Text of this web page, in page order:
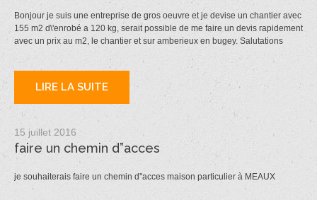
Bonjour je suis une entreprise de gros oeuvre et je devise un chantier avec
155 m2 d\'enrobé a 120 kg, serait possible de me faire un devis rapidement
avec un prix au m2, le chantier et sur amberieux en bugey. Salutations
LIRE LA SUITE
15 juillet 2016
faire un chemin d”acces
je souhaiterais faire un chemin d''acces maison particulier à MEAUX